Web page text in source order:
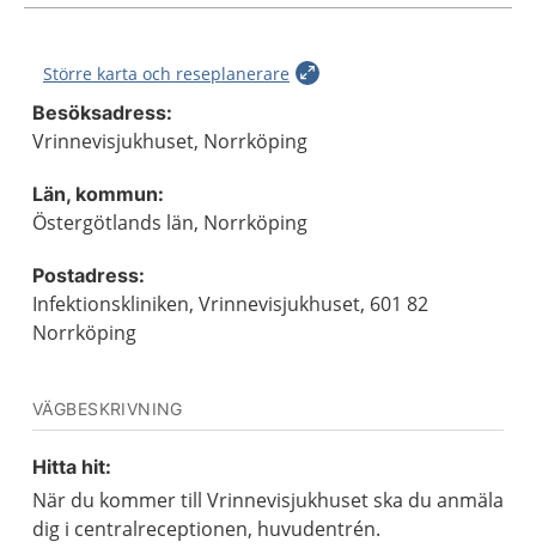
Större karta och reseplanerare
Besöksadress:
Vrinnevisjukhuset, Norrköping
Län, kommun:
Östergötlands län, Norrköping
Postadress:
Infektionskliniken, Vrinnevisjukhuset, 601 82
Norrköping
VÄGBESKRIVNING
Hitta hit:
När du kommer till Vrinnevisjukhuset ska du anmäla
dig i centralreceptionen, huvudentrén.